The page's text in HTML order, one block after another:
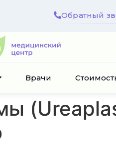
Обратный
Врачи